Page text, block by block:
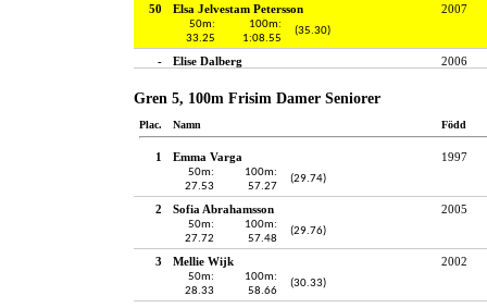
50 Elsa Jelvestam Petersson 2007
50m:
33.25
100m:
1:08.55
(35.30)
- Elise Dalberg 2006
Gren 5, 100m Frisim Damer Seniorer
Plac. Namn Född
1 Emma Varga 1997
50m:
27.53
100m:
57.27
(29.74)
2 Sofia Abrahamsson 2005
50m:
27.72
100m:
57.48
(29.76)
3 Mellie Wijk 2002
50m:
28.33
100m:
58.66
(30.33)